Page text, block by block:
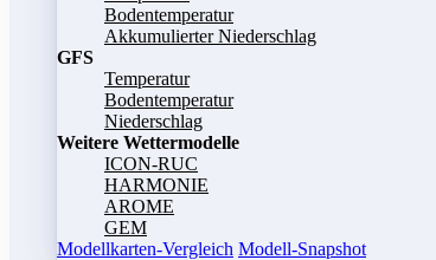
Bodentemperatur
Akkumulierter Niederschlag
GFS
Temperatur
Bodentemperatur
Niederschlag
Weitere Wettermodelle
ICON-RUC
HARMONIE
AROME
GEM
Modellkarten-Vergleich Modell-Snapshot